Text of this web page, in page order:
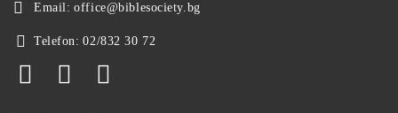
Email: office@biblesociety.bg
Telefon: 02/832 30 72